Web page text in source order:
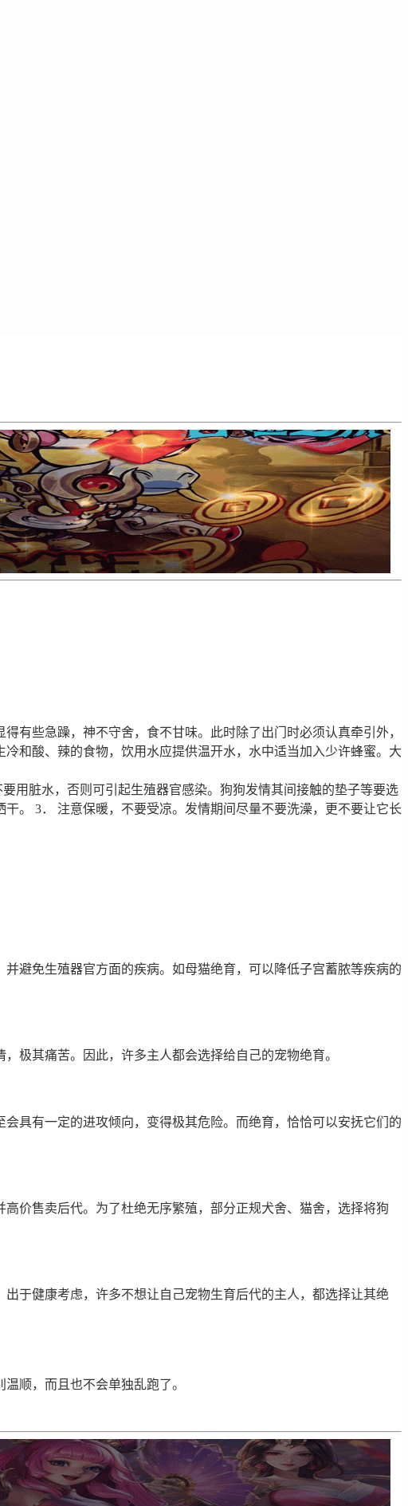
有些急躁，神不守舍，食不甘味。此时除了出门时必须认真牵引外，
和酸、辣的食物，饮用水应提供温开水，水中适当加入少许蜂蜜。大
用脏水，否则可引起生殖器官感染。狗狗发情其间接触的垫子等要选
。 3． 注意保暖，不要受凉。发情期间尽量不要洗澡，更不要让它长
避免生殖器官方面的疾病。如母猫绝育，可以降低子宫蓄脓等疾病的
极其痛苦。因此，许多主人都会选择给自己的宠物绝育。
具有一定的进攻倾向，变得极其危险。而绝育，恰恰可以安抚它们的
价售卖后代。为了杜绝无序繁殖，部分正规犬舍、猫舍，选择将狗
于健康考虑，许多不想让自己宠物生育后代的主人，都选择让其绝
顺，而且也不会单独乱跑了。